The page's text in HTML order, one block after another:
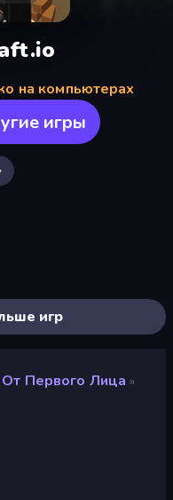
на компьютерах
игры
игр
Первого Лица »